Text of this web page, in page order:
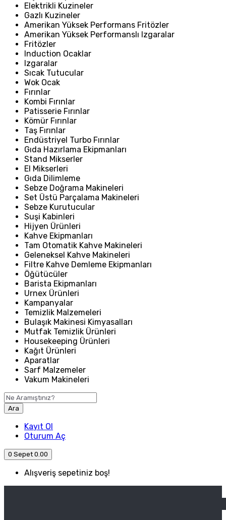
Elektrikli Kuzineler
Gazlı Kuzineler
Amerikan Yüksek Performans Fritözler
Amerikan Yüksek Performanslı Izgaralar
Fritözler
Induction Ocaklar
Izgaralar
Sıcak Tutucular
Wok Ocak
Fırınlar
Kombi Fırınlar
Patisserie Fırınlar
Kömür Fırınlar
Taş Fırınlar
Endüstriyel Turbo Fırınlar
Gıda Hazırlama Ekipmanları
Stand Mikserler
El Mikserleri
Gıda Dilimleme
Sebze Doğrama Makineleri
Set Üstü Parçalama Makineleri
Sebze Kurutucular
Suşi Kabinleri
Hijyen Ürünleri
Kahve Ekipmanları
Tam Otomatik Kahve Makineleri
Geleneksel Kahve Makineleri
Filtre Kahve Demleme Ekipmanları
Öğütücüler
Barista Ekipmanları
Urnex Ürünleri
Kampanyalar
Temizlik Malzemeleri
Bulaşık Makinesi Kimyasalları
Mutfak Temizlik Ürünleri
Housekeeping Ürünleri
Kağıt Ürünleri
Aparatlar
Sarf Malzemeler
Vakum Makineleri
Ara
Kayıt Ol
Oturum Aç
0 Sepet 0.00
Alışveriş sepetiniz boş!